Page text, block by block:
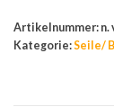
16
Artikelnummer: n.
Kategorie:Seile/